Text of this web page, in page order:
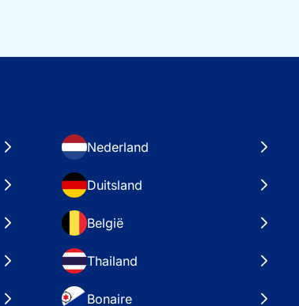
Nederland
Duitsland
België
Thailand
Bonaire